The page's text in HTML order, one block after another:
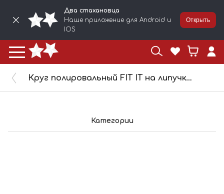
Два стахановца
Наше приложение для Android и
IOS
Открыть
Круг полировальный FIT IT на липучке, белый Ø125x30 мм, 39649
Категории